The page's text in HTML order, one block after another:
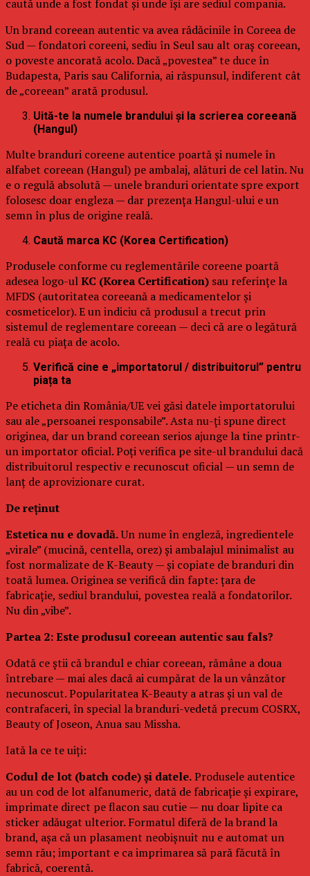
caută unde a fost fondat și unde își are sediul compania.
Un brand coreean autentic va avea rădăcinile în Coreea de
Sud — fondatori coreeni, sediu în Seul sau alt oraș coreean,
o poveste ancorată acolo. Dacă „povestea” te duce în
Budapesta, Paris sau California, ai răspunsul, indiferent cât
de „coreean” arată produsul.
Uită-te la numele brandului și la scrierea coreeană
(Hangul)
Multe branduri coreene autentice poartă și numele în
alfabet coreean (Hangul) pe ambalaj, alături de cel latin. Nu
e o regulă absolută — unele branduri orientate spre export
folosesc doar engleza — dar prezența Hangul-ului e un
semn în plus de origine reală.
Caută marca KC (Korea Certification)
Produsele conforme cu reglementările coreene poartă
adesea logo-ulKC (Korea Certification) sau referințe la
MFDS (autoritatea coreeană a medicamentelor și
cosmeticelor). E un indiciu că produsul a trecut prin
sistemul de reglementare coreean — deci că are o legătură
reală cu piața de acolo.
Verifică cine e „importatorul / distribuitorul” pentru
piața ta
Pe eticheta din România/UE vei găsi datele importatorului
sau ale „persoanei responsabile”. Asta nu-ți spune direct
originea, dar un brand coreean serios ajunge la tine printr-
un importator oficial. Poți verifica pe site-ul brandului dacă
distribuitorul respectiv e recunoscut oficial — un semn de
lanț de aprovizionare curat.
De reținut
Estetica nu e dovadă.Un nume în engleză, ingredientele
„virale” (mucină, centella, orez) și ambalajul minimalist au
fost normalizate de K-Beauty — și copiate de branduri din
toată lumea. Originea se verifică din fapte: țara de
fabricație, sediul brandului, povestea reală a fondatorilor.
Nu din „vibe”.
Partea 2: Este produsul coreean autentic sau fals?
Odată ce știi că brandul e chiar coreean, rămâne a doua
întrebare — mai ales dacă ai cumpărat de la un vânzător
necunoscut. Popularitatea K-Beauty a atras și un val de
contrafaceri, în special la branduri-vedetă precum COSRX,
Beauty of Joseon, Anua sau Missha.
Iată la ce te uiți:
Codul de lot (batch code) și datele.Produsele autentice
au un cod de lot alfanumeric, dată de fabricație și expirare,
imprimate direct pe flacon sau cutie — nu doar lipite ca
sticker adăugat ulterior. Formatul diferă de la brand la
brand, așa că un plasament neobișnuit nu e automat un
semn rău; important e ca imprimarea să pară făcută în
fabrică, coerentă.